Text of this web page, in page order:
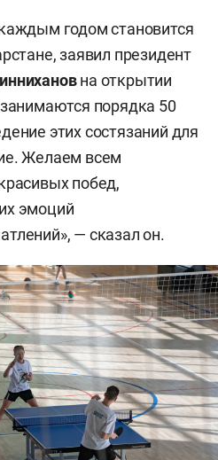
годом становится
заявил президент
на открытии
порядка 50
этих состязаний для
Желаем всем
побед,
эмоций
— сказал он.